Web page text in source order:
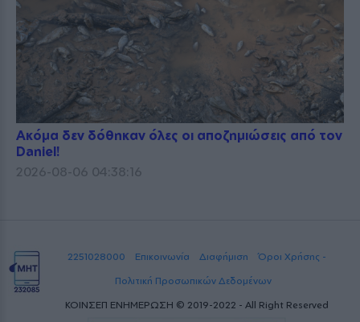
Ακόμα δεν δόθηκαν όλες οι αποζημιώσεις από τον
Daniel!
2026-08-06 04:38:16
2251028000 Επικοινωνία Διαφήμιση
Όροι Χρήσης -
Πολιτική Προσωπικών Δεδομένων
ΚΟΙΝΣΕΠ ΕΝΗΜΕΡΩΣΗ © 2019-2022 - All Right Reserved